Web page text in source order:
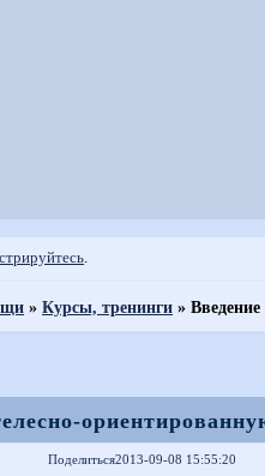
.
»Курсы, тренинги »
Поделиться2013-09-08 15:55:20